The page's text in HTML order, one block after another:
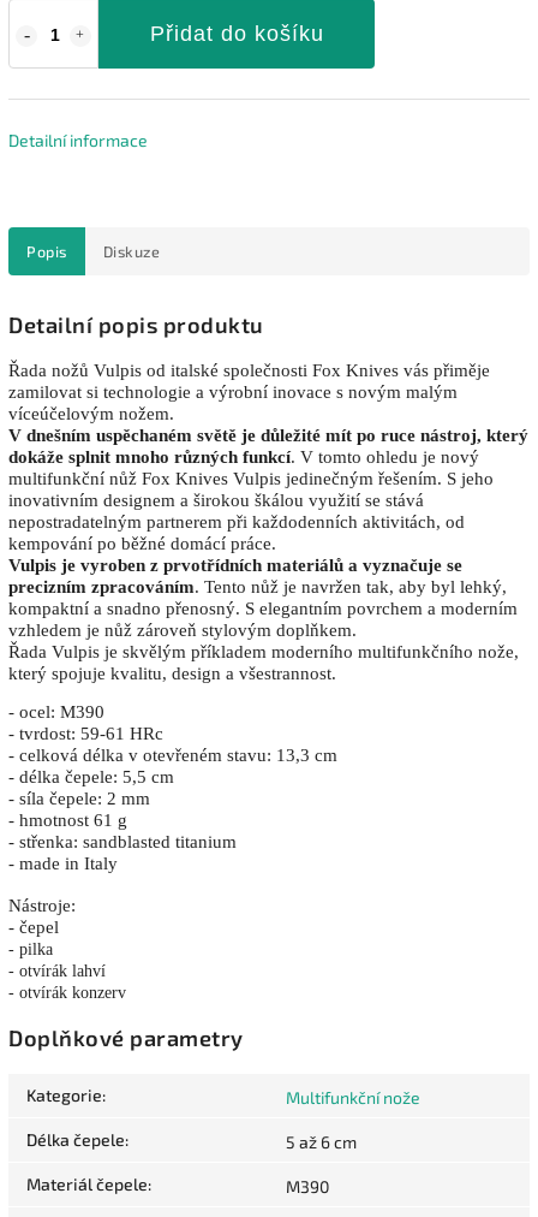
Přidat do košíku
Detailní informace
Popis Diskuze
Detailní popis produktu
Řada nožů Vulpis od italské společnosti Fox Knives vás přiměje
zamilovat si technologie a výrobní inovace s novým malým
víceúčelovým nožem.
V dnešním uspěchaném světě je důležité mít po ruce nástroj, který
dokáže splnit mnoho různých funkcí. V tomto ohledu je nový
multifunkční nůž Fox Knives Vulpis jedinečným řešením. S jeho
inovativním designem a širokou škálou využití se stává
nepostradatelným partnerem při každodenních aktivitách, od
kempování po běžné domácí práce.
Vulpis je vyroben z prvotřídních materiálů a vyznačuje se
precizním zpracováním. Tento nůž je navržen tak, aby byl lehký,
kompaktní a snadno přenosný. S elegantním povrchem a moderním
vzhledem je nůž zároveň stylovým doplňkem.
Řada Vulpis je skvělým příkladem moderního multifunkčního nože,
který spojuje kvalitu, design a všestrannost.
- ocel: M390
- tvrdost: 59-61 HRc
- celková délka v otevřeném stavu: 13,3 cm
- délka čepele: 5,5 cm
- síla čepele: 2 mm
- hmotnost 61 g
- střenka: sandblasted titanium
- made in Italy
Nástroje:
- čepel
- pilka
- otvírák lahví
- otvírák konzerv
Doplňkové parametry
Kategorie: Multifunkční nože
Délka čepele: 5 až 6 cm
Materiál čepele: M390